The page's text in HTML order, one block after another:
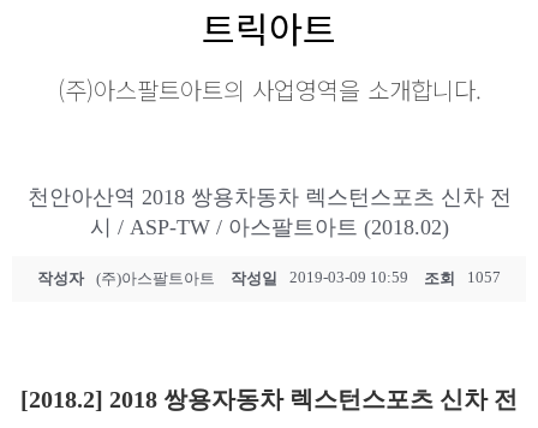
트릭아트
(주)아스팔트아트의 사업영역을 소개합니다.
천안아산역 2018 쌍용차동차 렉스턴스포츠 신차 전
시 / ASP-TW / 아스팔트아트 (2018.02)
작성자 (주)아스팔트아트 작성일 2019-03-09 10:59 조회 1057
[2018.2] 2018 쌍용자동차 렉스턴스포츠 신차 전